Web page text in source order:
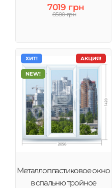
7019 грн
8580 грн
АКЦИЯ!
ХИТ!
NEW!
Металлопластиковое окно
в спальню тройное